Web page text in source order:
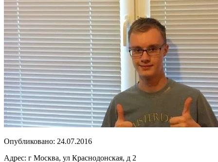
Опубликовано: 24.07.2016
Адрес: г Москва, ул Краснодонская, д 2